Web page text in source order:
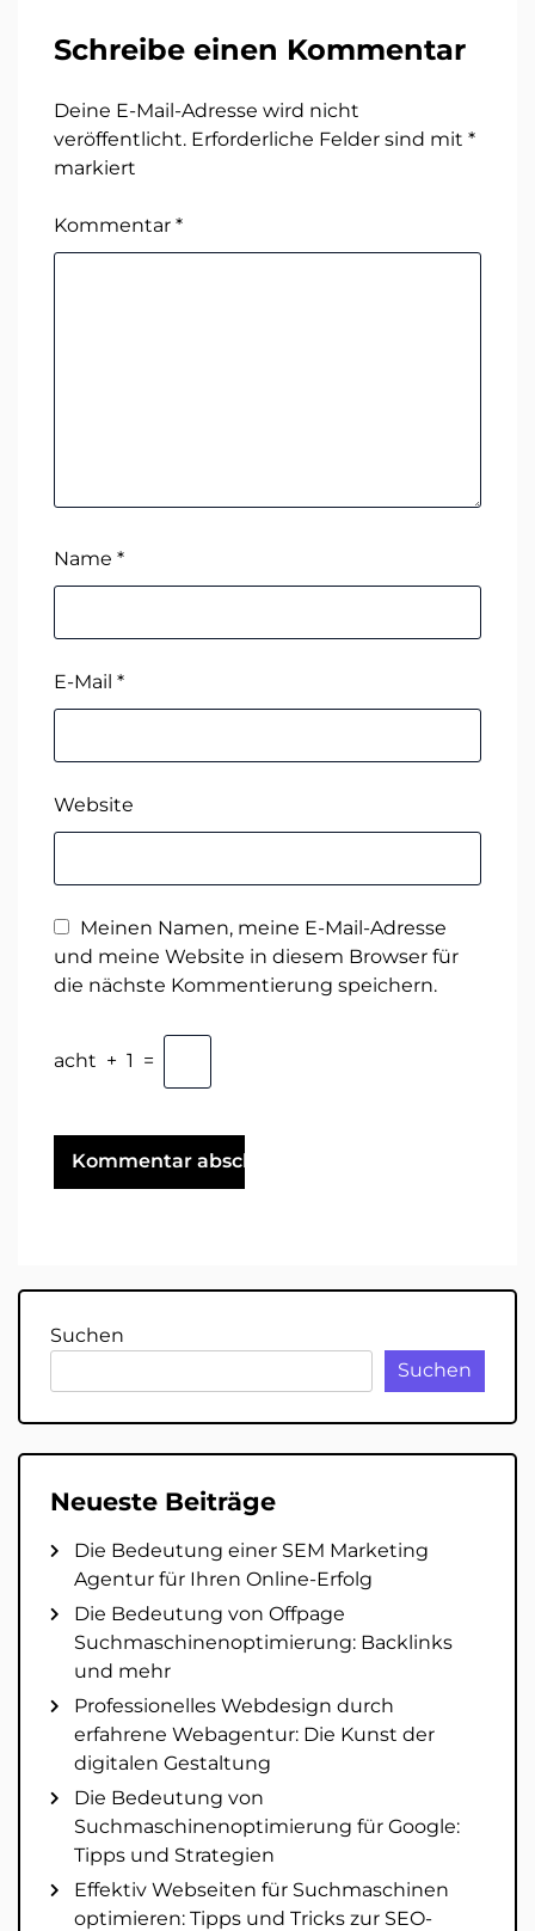
Schreibe einen Kommentar
Deine E-Mail-Adresse wird nicht
veröffentlicht. Erforderliche Felder sind mit *
markiert
Kommentar *
Name *
E-Mail *
Website
Meinen Namen, meine E-Mail-Adresse
und meine Website in diesem Browser für
die nächste Kommentierung speichern.
acht + 1 =
Suchen
Suchen
Neueste Beiträge
Die Bedeutung einer SEM Marketing
Agentur für Ihren Online-Erfolg
Die Bedeutung von Offpage
Suchmaschinenoptimierung: Backlinks
und mehr
Professionelles Webdesign durch
erfahrene Webagentur: Die Kunst der
digitalen Gestaltung
Die Bedeutung von
Suchmaschinenoptimierung für Google:
Tipps und Strategien
Effektiv Webseiten für Suchmaschinen
optimieren: Tipps und Tricks zur SEO-